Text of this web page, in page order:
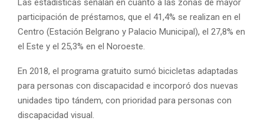
participación de préstamos, que el 41,4% se realizan en el
Centro (Estación Belgrano y Palacio Municipal), el 27,8% en
el Este y el 25,3% en el Noroeste.
En 2018, el programa gratuito sumó bicicletas adaptadas
para personas con discapacidad e incorporó dos nuevas
unidades tipo tándem, con prioridad para personas con
discapacidad visual.